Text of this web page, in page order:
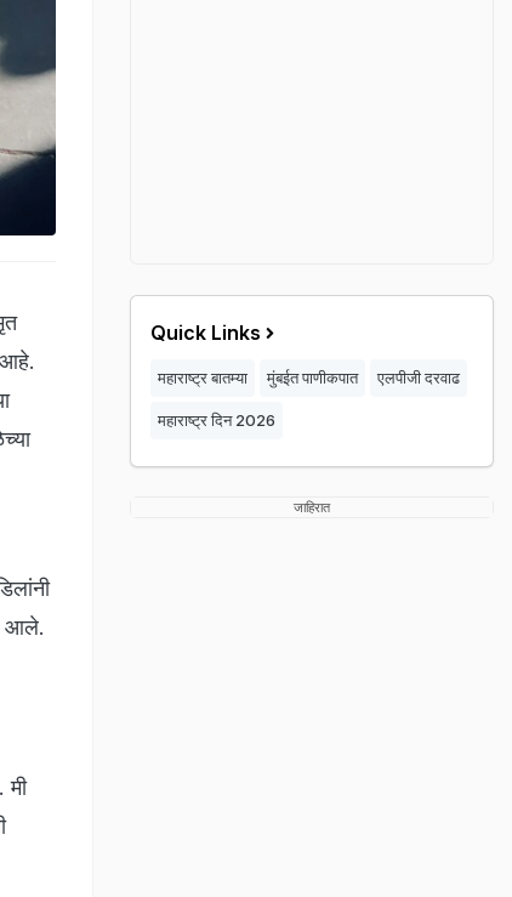
आहे.
आले.
मी
Quick Links
महाराष्ट्र बातम्या मुंबईत पाणीकपात एलपीजी दरवाढ
महाराष्ट्र दिन 2026
जाहिरात